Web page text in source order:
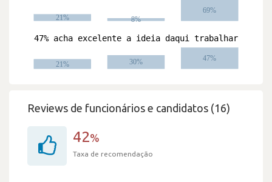
Reviews de funcionários e candidatos (16)
42%
Taxa de recomendação